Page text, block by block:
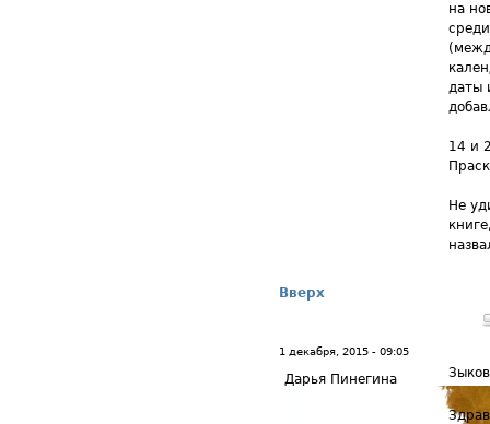
на
даты
14 и
Не
Вверх
1 декабря, 2015 - 09:05
Дарья Пинегина